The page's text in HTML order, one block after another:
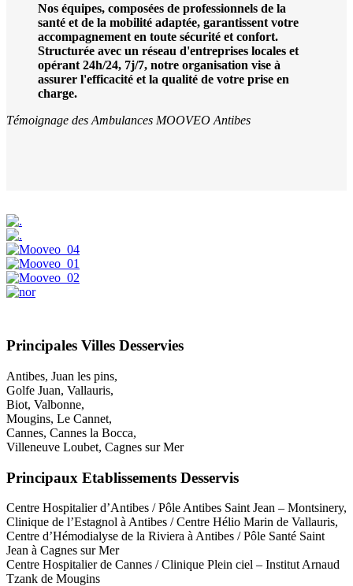
Nos équipes, composées de professionnels de la
santé et de la mobilité adaptée, garantissent votre
accompagnement en toute sécurité et confort.
Structurée avec un réseau d'entreprises locales et
opérant 24h/24, 7j/7, notre organisation vise à
assurer l'efficacité et la qualité de votre prise en
charge.
Témoignage des Ambulances MOOVEO Antibes
Principales Villes Desservies
Antibes, Juan les pins,
Golfe Juan, Vallauris,
Biot, Valbonne,
Mougins, Le Cannet,
Cannes, Cannes la Bocca,
Villeneuve Loubet, Cagnes sur Mer
Principaux Etablissements Desservis
Centre Hospitalier d’Antibes / Pôle Antibes Saint Jean – Montsinery,
Clinique de l’Estagnol à Antibes / Centre Hélio Marin de Vallauris,
Centre d’Hémodialyse de la Riviera à Antibes / Pôle Santé Saint
Jean à Cagnes sur Mer
Centre Hospitalier de Cannes / Clinique Plein ciel – Institut Arnaud
Tzank de Mougins